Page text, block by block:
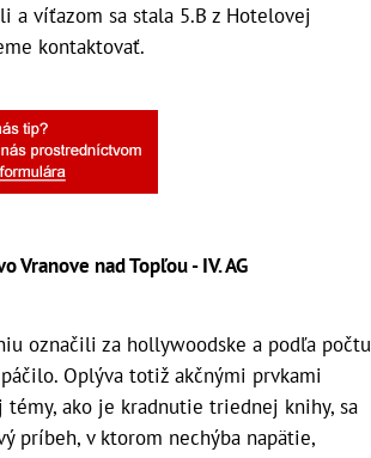
a víťazom sa stala 5.B z Hotelovej
kontaktovať.
Vranove nad Topľou - IV. AG
označili za hollywoodske a podľa počtu
Oplýva totiž akčnými prvkami
ako je kradnutie triednej knihy, sa
príbeh, v ktorom nechýba napätie,